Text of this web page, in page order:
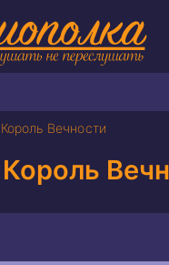
Король Вечности
Король